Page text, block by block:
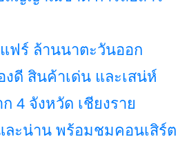
ฟร์ ล้านนาตะวันออก
งดี สินค้าเด่น และเสน่ห์
4 จังหวัด เชียงราย
ละน่าน พร้อมชมคอนเสิร์ต